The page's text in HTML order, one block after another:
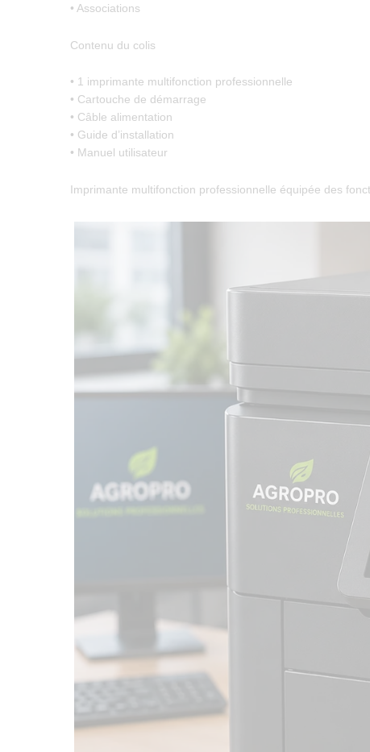
• Associations
Contenu du colis
• 1 imprimante multifonction professionnelle
• Cartouche de démarrage
• Câble alimentation
• Guide d’installation
• Manuel utilisateur
Imprimante multifonction professionnelle équipée des